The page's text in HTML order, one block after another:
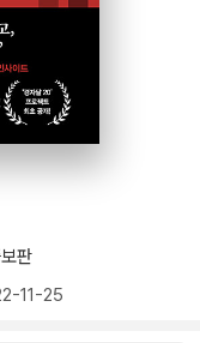
판
11-25